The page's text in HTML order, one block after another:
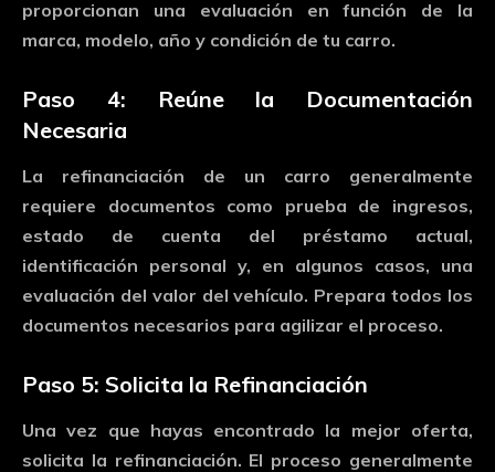
proporcionan una evaluación enfunción de la
marca, modelo, año y condición de tu carro.
Paso 4: Reúne la Documentación
Necesaria
La refinanciación de un carro generalmente
requiere documentos como prueba de ingresos,
estado de cuenta del préstamo actual,
identificación personal y, en algunos casos, una
evaluación del valor delvehículo. Preparatodos los
documentos necesarios para agilizar el proceso.
Paso 5: Solicita la Refinanciación
Unavez que hayas encontrado la mejor oferta,
solicita la refinanciación. El proceso generalmente